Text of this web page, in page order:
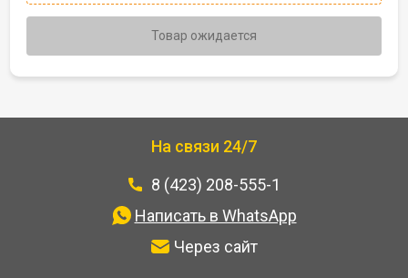
Товар ожидается
На связи 24/7
8 (423) 208-555-1
Написать в WhatsApp
Через сайт